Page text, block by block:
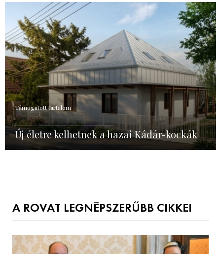
Támogatott tartalom
Új életre kelhetnek a hazai Kádár-kockák
A ROVAT LEGNÉPSZERŰBB CIKKEI